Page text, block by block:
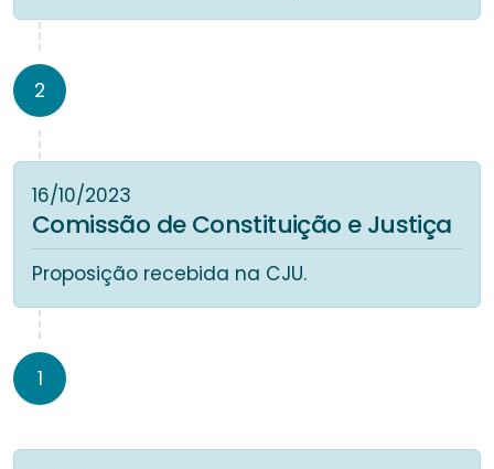
2
16/10/2023
Comissão de Constituição e Justiça
Proposição recebida na CJU.
1